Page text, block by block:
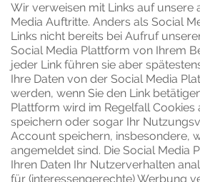
Wir verweisen mit Links auf unsere
Media Auftritte. Anders als Social
Links nicht bereits bei Aufruf
Social Media Plattform von Ihrem
jeder Link führen sie aber
Ihre Daten von der Social Media
werden, wenn Sie den Link
Plattform wird im Regelfall Cookies
speichern oder sogar Ihr
Account speichern, insbesondere,
angemeldet sind. Die Social Media
Ihren Daten Ihr Nutzerverhalten
für (interessengerechte) Werbung